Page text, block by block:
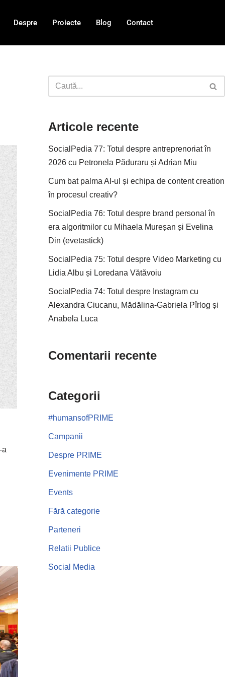
Despre Proiecte Blog Contact
a
Articole recente
SocialPedia 77: Totul despre antreprenoriat în
2026 cu Petronela Păduraru și Adrian Miu
Cum bat palma AI-ul și echipa de content creation
în procesul creativ?
SocialPedia 76: Totul despre brand personal în
era algoritmilor cu Mihaela Mureșan și Evelina
Din (evetastick)
SocialPedia 75: Totul despre Video Marketing cu
Lidia Albu și Loredana Vătăvoiu
SocialPedia 74: Totul despre Instagram cu
Alexandra Ciucanu, Mădălina-Gabriela Pîrlog și
Anabela Luca
Comentarii recente
Categorii
#humansofPRIME
Campanii
Despre PRIME
Evenimente PRIME
Events
Fără categorie
Parteneri
Relatii Publice
Social Media